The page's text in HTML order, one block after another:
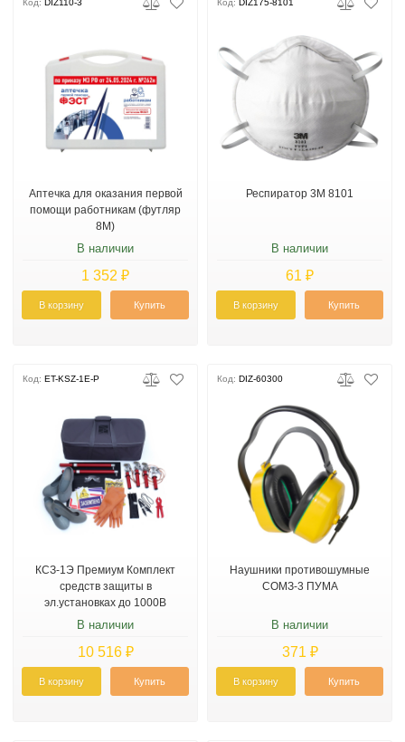
Код: DIZ110-3
Аптечка для оказания первой
помощи работникам (футляр
8М)
В наличии
1 352 ₽
В корзину Купить
Код: DIZ175-8101
Респиратор 3М 8101
В наличии
61 ₽
В корзину Купить
Код: ET-KSZ-1E-P
КСЗ-1Э Премиум Комплект
средств защиты в
эл.установках до 1000В
В наличии
10 516 ₽
В корзину Купить
Код: DIZ-60300
Наушники противошумные
СОМЗ-3 ПУМА
В наличии
371 ₽
В корзину Купить